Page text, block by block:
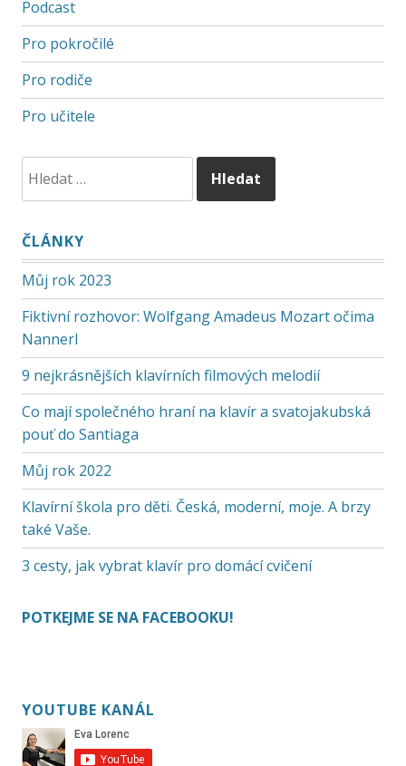
Podcast
Pro pokročilé
Pro rodiče
Pro učitele
ČLÁNKY
Můj rok 2023
Fiktivní rozhovor: Wolfgang Amadeus Mozart očima
Nannerl
9 nejkrásnějších klavírních filmových melodií
Co mají společného hraní na klavír a svatojakubská
pouť do Santiaga
Můj rok 2022
Klavírní škola pro děti. Česká, moderní, moje. A brzy
také Vaše.
3 cesty, jak vybrat klavír pro domácí cvičení
POTKEJME SE NA FACEBOOKU!
YOUTUBE KANÁL